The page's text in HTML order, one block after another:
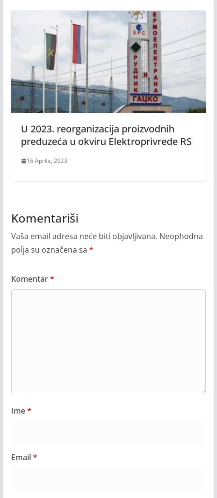
U 2023. reorganizacija proizvodnih
preduzeća u okviru Elektroprivrede RS
16 Aprila, 2023
Komentariši
Vaša email adresa neće biti objavljivana. Neophodna
polja su označena sa *
Komentar*
Ime*
Email*